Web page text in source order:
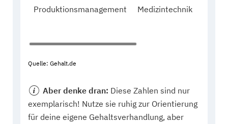
Produktionsmanagement Medizintechnik
Quelle: Gehalt.de
Aber denke dran: Diese Zahlen sind nur
exemplarisch! Nutze sie ruhig zur Orientierung
für deine eigene Gehaltsverhandlung, aber